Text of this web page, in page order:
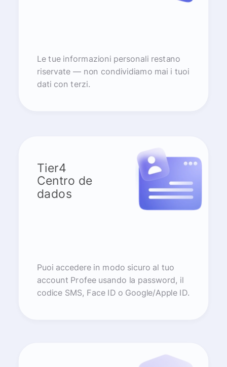
Le tue informazioni personali restano
riservate — non condividiamo mai i tuoi
dati con terzi.
Tier4
Centro de
dados
Puoi accedere in modo sicuro al tuo
account Profee usando la password, il
codice SMS, Face ID o Google/Apple ID.